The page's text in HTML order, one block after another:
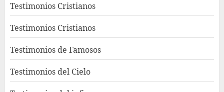
Testimonios Cristianos
Testimonios Cristianos
Testimonios de Famosos
Testimonios del Cielo